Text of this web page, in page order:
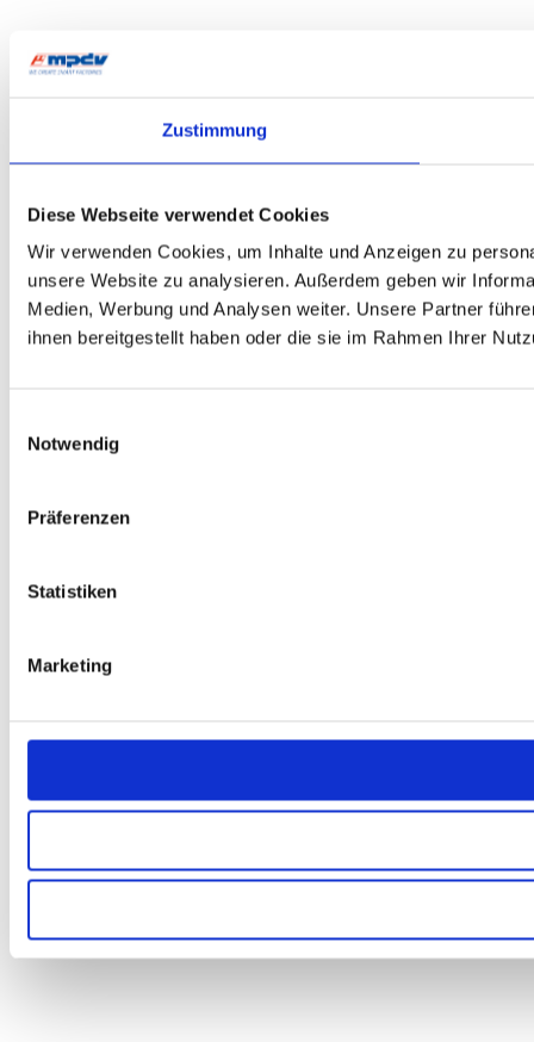
Zustimmung
Diese Webseite verwendet Cookies
Wir verwenden Cookies, um Inhalte und Anzeigen zu
unsere Website zu analysieren. Außerdem geben wir
Medien, Werbung und Analysen weiter. Unsere Partner
ihnen bereitgestellt haben oder die sie im Rahmen Ihrer
Notwendig
Präferenzen
Statistiken
Marketing